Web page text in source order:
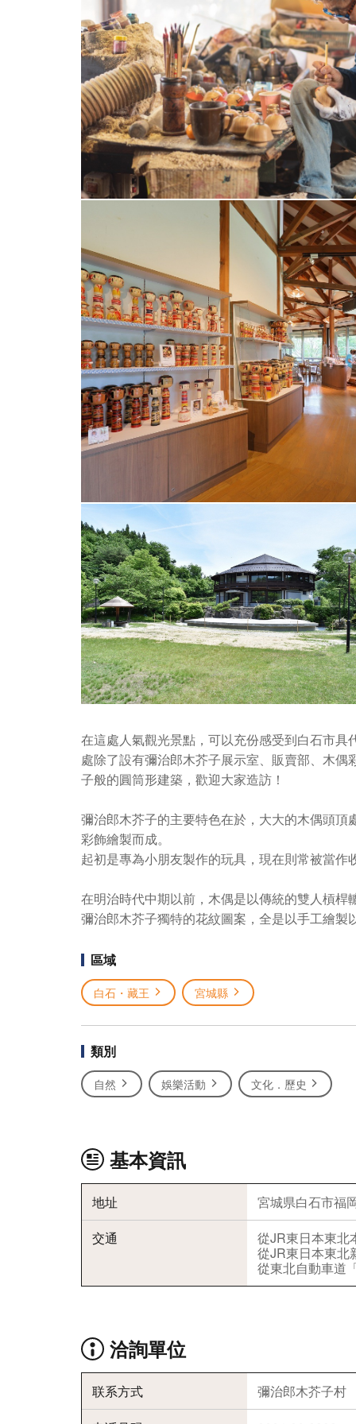
在這處人氣觀光景點，可以充份感受到白石市
處除了設有彌治郎木芥子展示室、販賣部、木
子般的圓筒形建築，歡迎大家造訪！
彌治郎木芥子的主要特色在於，大大的木偶頭
彩飾繪製而成。
起初是專為小朋友製作的玩具，現在則常被當作
在明治時代中期以前，木偶是以傳統的雙人槓桿
彌治郎木芥子獨特的花紋圖案，全是以手工繪製
區域
白石・藏王 宮城縣
類別
自然 娛樂活動 文化．歷史
基本資訊
地址
宮城県白石市福
交通
從JR東日本東北
從JR東日本東北
從東北自動車道
洽詢單位
联系方式
彌治郎木芥子村